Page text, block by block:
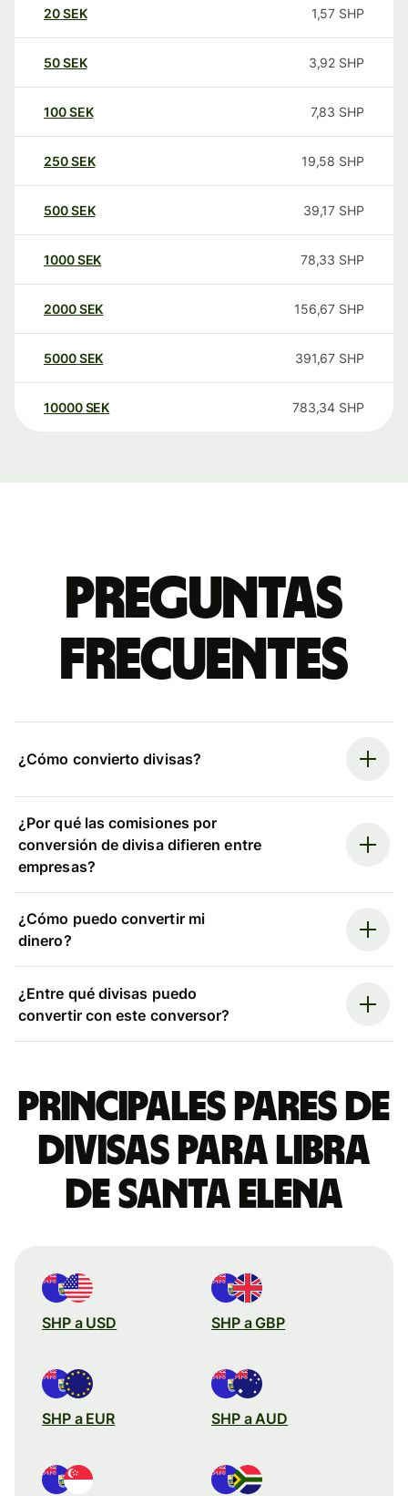
20SEK 1,57 SHP
50SEK 3,92 SHP
100SEK 7,83 SHP
250SEK 19,58 SHP
500SEK 39,17 SHP
1000SEK 78,33 SHP
2000SEK 156,67 SHP
5000SEK 391,67 SHP
10000 SEK 783,34 SHP
Preguntas
frecuentes
¿Cómo convierto divisas?
¿Por qué las comisiones por
conversión de divisa difieren entre
empresas?
¿Cómo puedo convertir mi
dinero?
¿Entre qué divisas puedo
convertir con este conversor?
Principales pares de
divisas para libra
de Santa Elena
SHP a USD SHP a GBP
SHP a EUR SHP a AUD